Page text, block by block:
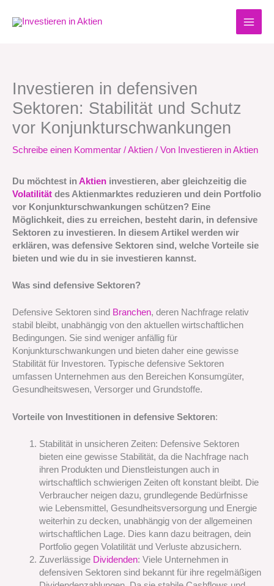
Inhalt
Investieren in defensiven
Sektoren: Stabilität und Schutz
vor Konjunkturschwankungen
Schreibe einen Kommentar /Aktien / Von Investieren in Aktien
Du möchtest inAktien investieren, aber gleichzeitig die
Volatilität des Aktienmarktes reduzieren und dein Portfolio
vor Konjunkturschwankungen schützen? Eine
Möglichkeit, dies zu erreichen, besteht darin, in defensive
Sektoren zu investieren. In diesem Artikel werden wir
erklären, was defensive Sektoren sind, welche Vorteile sie
bieten und wie du in sie investieren kannst.
Was sind defensive Sektoren?
Defensive Sektoren sind Branchen, deren Nachfrage relativ
stabil bleibt, unabhängig von den aktuellen wirtschaftlichen
Bedingungen. Sie sind weniger anfällig für
Konjunkturschwankungen und bieten daher eine gewisse
Stabilität für Investoren. Typische defensive Sektoren
umfassen Unternehmen aus den Bereichen Konsumgüter,
Gesundheitswesen, Versorger und Grundstoffe.
Vorteile von Investitionen in defensive Sektoren:
Stabilität in unsicheren Zeiten: Defensive Sektoren
bieten eine gewisse Stabilität, da die Nachfrage nach
ihren Produkten und Dienstleistungen auch in
wirtschaftlich schwierigen Zeiten oft konstant bleibt. Die
Verbraucher neigen dazu, grundlegende Bedürfnisse
wie Lebensmittel, Gesundheitsversorgung und Energie
weiterhin zu decken, unabhängig von der allgemeinen
wirtschaftlichen Lage. Dies kann dazu beitragen, dein
Portfolio gegen Volatilität und Verluste abzusichern.
Zuverlässige Dividenden: Viele Unternehmen in
defensiven Sektoren sind bekannt für ihre regelmäßigen